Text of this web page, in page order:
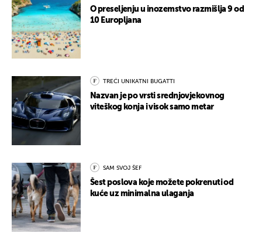
O preseljenju u inozemstvo razmišlja 9 od
10 Europljana
TREĆI UNIKATNI BUGATTI
Nazvan je po vrsti srednjovjekovnog
viteškog konja i visok samo metar
SAM SVOJ ŠEF
Šest poslova koje možete pokrenuti od
kuće uz minimalna ulaganja